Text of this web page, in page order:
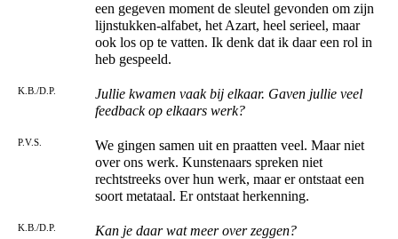
een gegeven moment de sleutel gevonden om zijn
lijnstukken-alfabet, het Azart, heel serieel, maar
ook los op te vatten. Ik denk dat ik daar een rol in
heb gespeeld.
K.B./D.P.
Jullie kwamen vaak bij elkaar. Gaven jullie veel
feedback op elkaars werk?
P.V.S.
We gingen samen uit en praatten veel. Maar niet
over ons werk. Kunstenaars spreken niet
rechtstreeks over hun werk, maar er ontstaat een
soort metataal. Er ontstaat herkenning.
K.B./D.P. Kan je daar wat meer over zeggen?